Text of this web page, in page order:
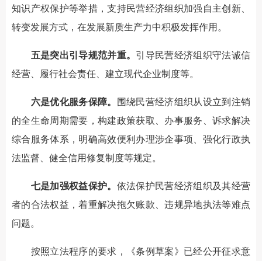
知识产权保护等举措，支持民营经济组织加强自主创新、
转变发展方式，在发展新质生产力中积极发挥作用。
五是突出引导规范并重。 引导民营经济组织守法诚信
经营、履行社会责任、建立现代企业制度等。
六是优化服务保障。
围绕民营经济组织从设立到注销
的全生命周期需要，构建政策获取、办事服务、诉求解决
综合服务体系，明确高效便利办理涉企事项、强化行政执
法监督、健全信用修复制度等规定。
七是加强权益保护。 依法保护民营经济组织及其经营
者的合法权益，着重解决拖欠账款、违规异地执法等难点
问题。
按照立法程序的要求，《条例草案》已经公开征求意